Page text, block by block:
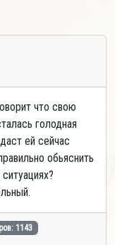
что свою
голодная
ей сейчас
обьяснить
1143